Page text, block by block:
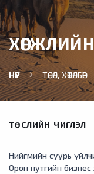
ХӨГЖЛИЙН
НҮҮР ТӨСӨЛ, ХӨТӨЛБӨР
ТӨСЛИЙН ЧИГЛЭЛ
Нийгмийн суурь
Орон нутгийн бизнес